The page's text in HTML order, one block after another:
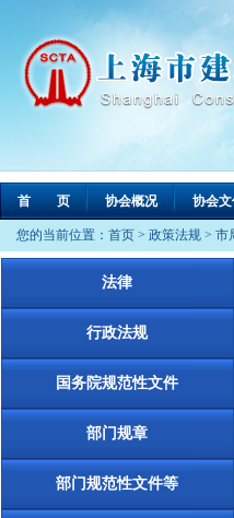
首 页 协会概况 协会
您的当前位置： 首页 > 政策法规 > 市
法律
行政法规
国务院规范性文件
部门规章
部门规范性文件等